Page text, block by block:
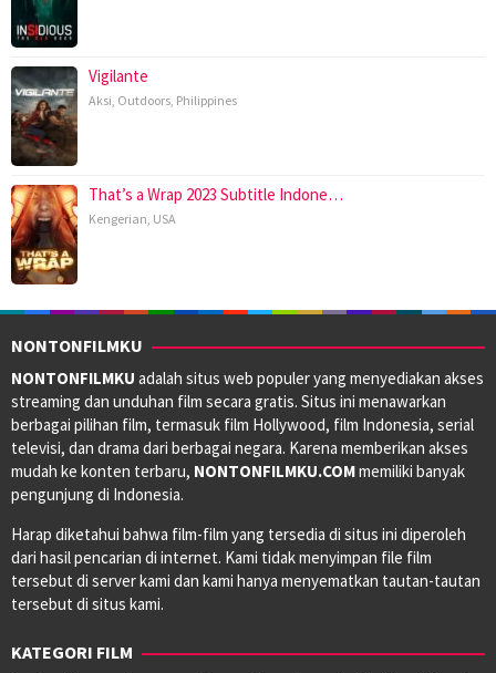
Vigilante
Aksi, Outdoors, Philippines
That’s a Wrap 2023 Subtitle Indone…
Kengerian, USA
NONTONFILMKU
NONTONFILMKU adalah situs web populer yang menyediakan akses
streaming dan unduhan film secara gratis. Situs ini menawarkan
berbagai pilihan film, termasuk film Hollywood, film Indonesia, serial
televisi, dan drama dari berbagai negara. Karena memberikan akses
mudah ke konten terbaru, NONTONFILMKU.COMmemiliki banyak
pengunjung di Indonesia.
Harap diketahui bahwa film-film yang tersedia di situs ini diperoleh
dari hasil pencarian di internet. Kami tidak menyimpan file film
tersebut di server kami dan kami hanya menyematkan tautan-tautan
tersebut di situs kami.
KATEGORI FILM